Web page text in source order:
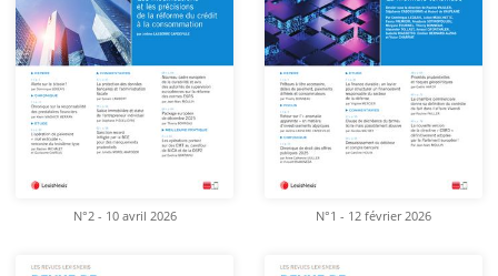
N°2 - 10 avril 2026 N°1 - 12 février 2026